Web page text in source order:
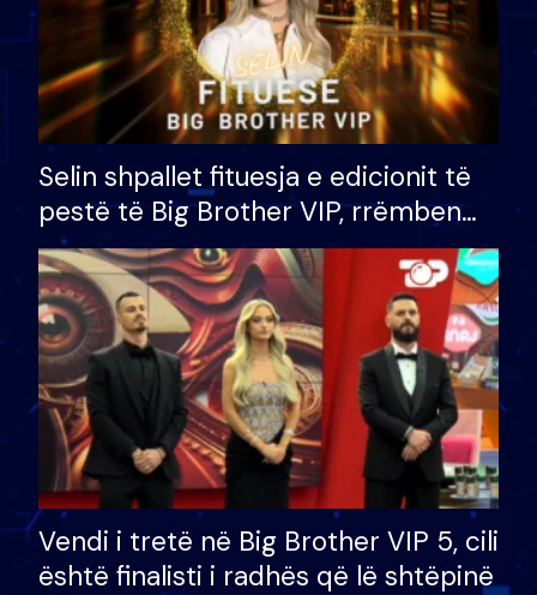
Selin shpallet fituesja e edicionit të
pestë të Big Brother VIP, rrëmben
çmimin e madh prej 100 mijë eurosh
Vendi i tretë në Big Brother VIP 5, cili
është finalisti i radhës që lë shtëpinë